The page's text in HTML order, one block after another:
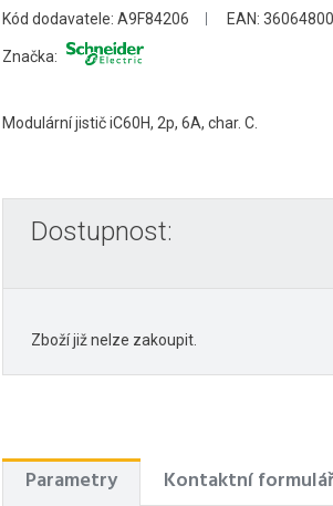
Kód dodavatele: A9F84206 EAN:
Značka:
Modulární jistič iC60H, 2p, 6A, char. C.
Dostupnost:
Zboží již nelze zakoupit.
Parametry Kontaktní formulář